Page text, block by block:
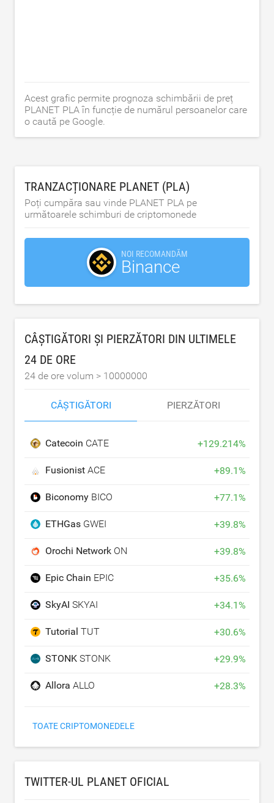
Acest grafic permite prognoza schimbării de preț
PLANET PLA în funcție de numărul persoanelor care
o caută pe Google.
TRANZACȚIONARE PLANET (PLA)
Poți cumpăra sau vinde PLANET PLA pe
următoarele schimburi de criptomonede
NOI RECOMANDĂM
Binance
CÂȘTIGĂTORI ȘI PIERZĂTORI DIN ULTIMELE
24 DE ORE
24 de ore volum > 10000000
CÂȘTIGĂTORI PIERZĂTORI
Catecoin CATE +129.214%
Fusionist ACE +89.1%
Biconomy BICO +77.1%
ETHGas GWEI +39.8%
Orochi Network ON +39.8%
Epic Chain EPIC +35.6%
SkyAI SKYAI +34.1%
Tutorial TUT +30.6%
STONK STONK +29.9%
Allora ALLO +28.3%
TOATE CRIPTOMONEDELE
TWITTER-UL PLANET OFICIAL